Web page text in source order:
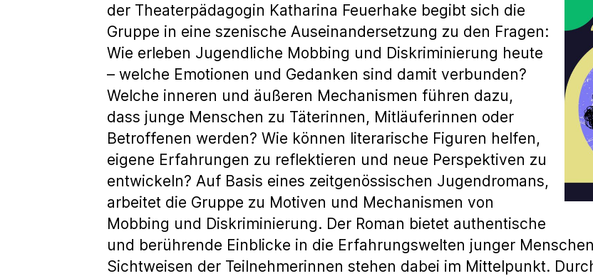
der Theaterpädagogin Katharina Feuerhake begibt sich die
Gruppe in eine szenische Auseinandersetzung zu den Fragen:
Wie erleben Jugendliche Mobbing und Diskriminierung heute
– welche Emotionen und Gedanken sind damit verbunden?
Welche inneren und äußeren Mechanismen führen dazu,
dass junge Menschen zu Täterinnen, Mitläuferinnen oder
Betroffenen werden? Wie können literarische Figuren helfen,
eigene Erfahrungen zu reflektieren und neue Perspektiven zu
entwickeln? Auf Basis eines zeitgenössischen Jugendromans,
arbeitet die Gruppe zu Motiven und Mechanismen von
Mobbing und Diskriminierung. Der Roman bietet authentische
und berührende Einblicke in die Erfahrungswelten junger
Sichtweisen der Teilnehmerinnen stehen dabei im Mittelpunkt.